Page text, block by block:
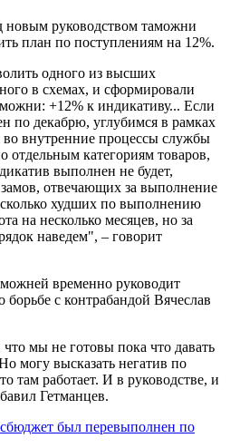
новым руководством таможни
план по поступлениям на 12%.
одного из высших
в схемах, и сформировали
+12% к индикативу... Если
по декабрю, углубимся в рамках
во внутренние процессы службы
отдельным категориям товаров,
выполнен не будет,
отвечающих за выполнение
худших по выполнению
на несколько месяцев, но за
наведем", – говорит
временно руководит
борьбе с контрабандой Вячеслав
мы не готовы пока что давать
могу высказать негатив по
там работает. И в руководстве, и
Гетманцев.
был перевыполнен по